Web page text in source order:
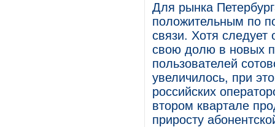
Для рынка
положительным по
связи. Хотя следует
свою долю в новых
пользователей
увеличилось, при
российских
втором квартале
приросту